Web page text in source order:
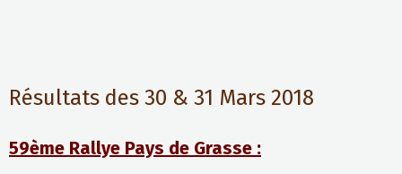
Résultats des 30 & 31 Mars 2018
59ème Rallye Pays de Grasse :